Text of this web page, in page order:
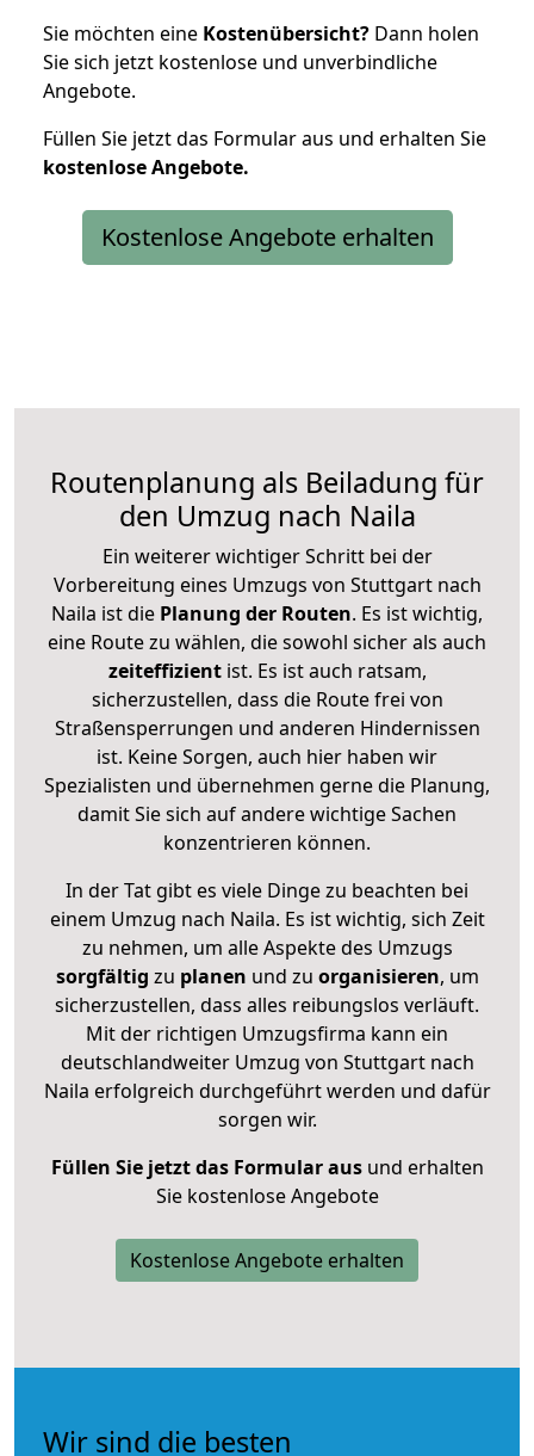
Sie möchten eine Kostenübersicht? Dann holen
Sie sich jetzt kostenlose und unverbindliche
Angebote.
Füllen Sie jetzt das Formular aus und erhalten Sie
kostenloseAngebote.
Kostenlose Angebote erhalten
Routenplanung als Beiladung für
den Umzug nach Naila
Ein weiterer wichtiger Schritt bei der
Vorbereitung eines Umzugs von Stuttgart nach
Naila ist die Planung der Routen. Es ist wichtig,
eine Route zu wählen, die sowohl sicher als auch
zeiteffizientist. Es ist auch ratsam,
sicherzustellen, dass die Route frei von
Straßensperrungen und anderen Hindernissen
ist. Keine Sorgen, auch hier haben wir
Spezialisten und übernehmen gerne die Planung,
damit Sie sich auf andere wichtige Sachen
konzentrieren können.
In der Tat gibt es viele Dinge zu beachten bei
einem Umzug nach Naila. Es ist wichtig, sich Zeit
zu nehmen, um alle Aspekte des Umzugs
sorgfältig zu planen und zu organisieren, um
sicherzustellen, dass alles reibungslos verläuft.
Mit der richtigen Umzugsfirma kann ein
deutschlandweiter Umzug von Stuttgart nach
Naila erfolgreich durchgeführt werden und dafür
sorgen wir.
Füllen Sie jetzt das Formular ausund erhalten
Sie kostenlose Angebote
Kostenlose Angebote erhalten
Wir sind die besten